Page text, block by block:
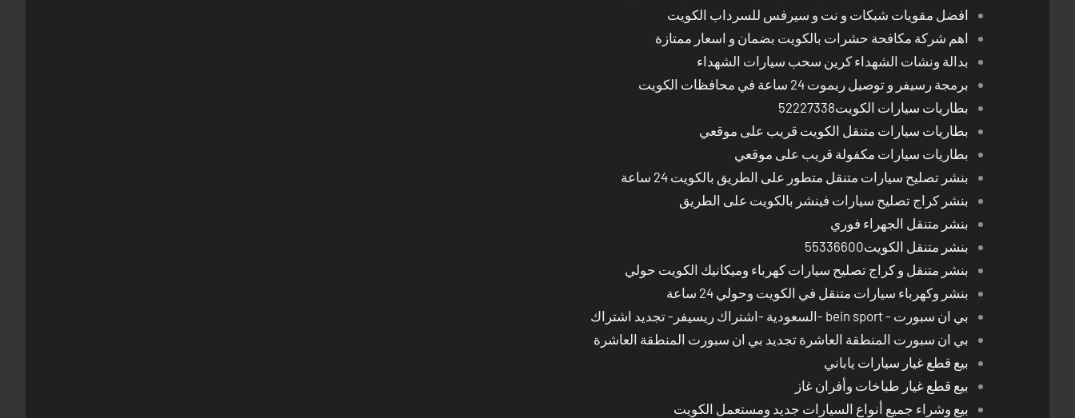
افضل مقويات شبكات و نت و سيرفس للسرداب الكويت
اهم شركة مكافحة حشرات بالكويت بضمان و اسعار ممتازة
بدالة ونشات الشهداء كرين سحب سيارات الشهداء
برمجة رسيفر و توصيل ريموت 24 ساعة في محافظات الكويت
بطاريات سيارات الكويت52227338
بطاريات سيارات متنقل الكويت قريب على موقعي
بطاريات سيارات مكفولة قريب على موقعي
بنشر تصليح سيارات متنقل متطور على الطريق بالكويت 24 ساعة
بنشر كراج تصليح سيارات فينشر بالكويت على الطريق
بنشر متنقل الجهراء فوري
بنشر متنقل الكويت55336600
بنشر متنقل و كراج تصليح سيارات كهرباء وميكانيك الكويت حولي
بنشر وكهرباء سيارات متنقل في الكويت وحولي 24 ساعة
بي ان سبورت - bein sport -السعودية -اشتراك ريسيفر- تجديد اشتراك
بي ان سبورت المنطقة العاشرة تجديد بي ان سبورت المنطقة العاشرة
بيع قطع غيار سيارات ياباني
بيع قطع غيار طباخات وأفران غاز
بيع وشراء جميع أنواع السيارات جديد ومستعمل الكويت